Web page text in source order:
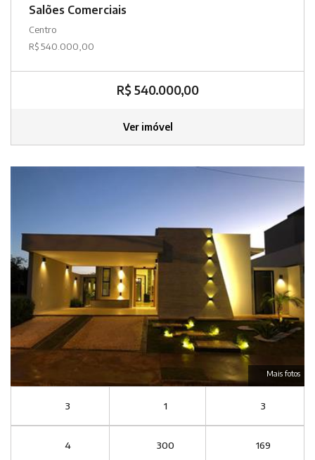
Salões Comerciais
Centro
R$ 540.000,00
R$ 540.000,00
Ver imóvel
Mais fotos
3 1 3
4 300 169